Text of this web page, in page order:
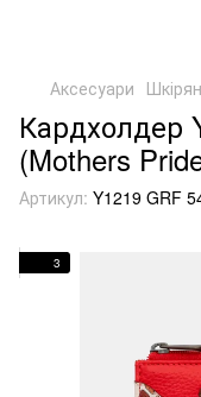
Аксесуари
Кардхолдер
(Mothers
Артикул: Y1219 GRF
3